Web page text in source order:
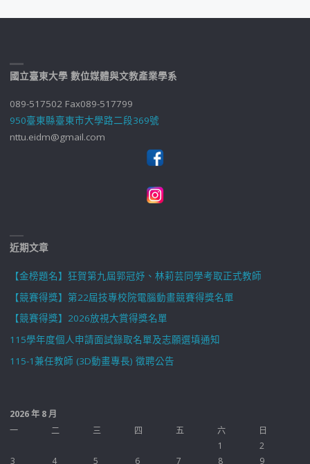
國立臺東大學 數位媒體與文教產業學系
089-517502 Fax089-517799
950臺東縣臺東市大學路二段369號
nttu.eidm@gmail.com
近期文章
【金榜題名】狂賀第九屆郭冠妤、林莉芸同學考取正式教師
【競賽得獎】第22屆技專校院電腦動畫競賽得獎名單
【競賽得獎】2026放視大賞得獎名單
115學年度個人申請面試錄取名單及志願選填通知
115-1兼任教師 (3D動畫專長) 徵聘公告
2026 年 8 月
一
二 三 四 五 六
日
1
2
3
4 5 6 7 8 9